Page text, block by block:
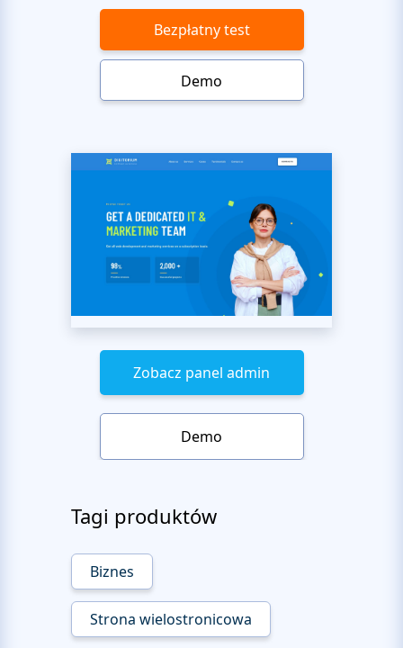
Bezpłatny test
Demo
Zobacz panel admin
Demo
Tagi produktów
Biznes
Strona wielostronicowa